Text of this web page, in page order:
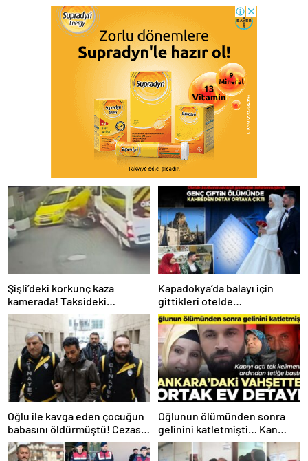
Şişli’deki korkunç kaza
kamerada! Taksideki
yolcunun açtığı kapıya çarpan
motokurye hayatını kaybetti
Kapadokya’da balayı için
gittikleri otelde
karbonmonoksit gazından
zehirlenmişlerdi! Akbaş
çiftinin ölümünde kahreden
detay
Oğlu ile kavga eden çocuğun
babasını öldürmüştü! Cezası
belli oldu… ‘Çocuklarım
zorbalığa maruz kalıyordu’
Oğlunun ölümünden sonra
gelinini katletmişti… Kan
donduran olayda ‘ortak ev’
detayı! Tek kelimenin